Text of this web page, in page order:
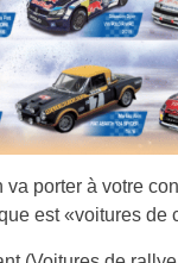
va porter à votre
est «voitures de